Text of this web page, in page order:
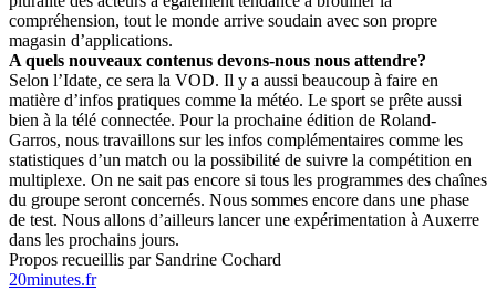
compréhension, tout le monde arrive soudain avec son propre
magasin d’applications.
A quels nouveaux contenus devons-nous nous attendre?
Selon l’Idate, ce sera la VOD. Il y a aussi beaucoup à faire en
matière d’infos pratiques comme la météo. Le sport se prête aussi
bien à la télé connectée. Pour la prochaine édition de Roland-
Garros, nous travaillons sur les infos complémentaires comme les
statistiques d’un match ou la possibilité de suivre la compétition en
multiplexe. On ne sait pas encore si tous les programmes des chaînes
du groupe seront concernés. Nous sommes encore dans une phase
de test. Nous allons d’ailleurs lancer une expérimentation à Auxerre
dans les prochains jours.
Propos recueillis par Sandrine Cochard
20minutes.fr